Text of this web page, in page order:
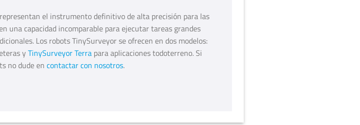
el instrumento definitivo de alta precisión para las
una capacidad incomparable para ejecutar tareas grandes
Los robots TinySurveyor se ofrecen en dos modelos:
yTinySurveyor Terrapara aplicaciones todoterreno. Si
no dude en contactar con nosotros.